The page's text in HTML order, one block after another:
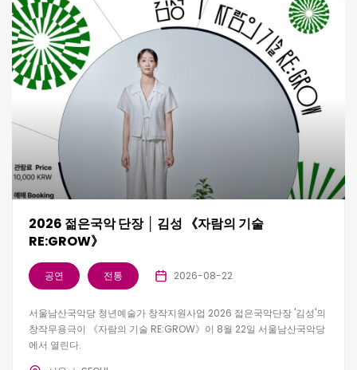
2026 젊은국악 단장 │ 김성 《자람의 기술
RE:GROW》
공연 전통 2026-08-22
서울남산국악당 청년예술가 창작지원사업 2026 젋은국악단장 '김성'의
창작무용극이 《자람의 기술 RE:GROW》이 8월 22일 서울남산국악당
에서 열린다.